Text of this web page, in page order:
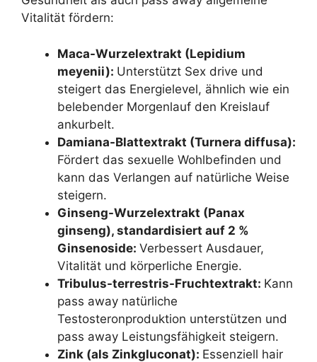
Vitalität fördern:
Maca-Wurzelextrakt (Lepidium
meyenii): Unterstützt Sex drive und
steigert das Energielevel, ähnlich wie ein
belebender Morgenlauf den Kreislauf
ankurbelt.
Damiana-Blattextrakt (Turnera diffusa):
Fördert das sexuelle Wohlbefinden und
kann das Verlangen auf natürliche Weise
steigern.
Ginseng-Wurzelextrakt (Panax
ginseng), standardisiert auf 2 %
Ginsenoside: Verbessert Ausdauer,
Vitalität und körperliche Energie.
Tribulus-terrestris-Fruchtextrakt: Kann
pass away natürliche
Testosteronproduktion unterstützen und
pass away Leistungsfähigkeit steigern.
Zink (als Zinkgluconat): Essenziell hair